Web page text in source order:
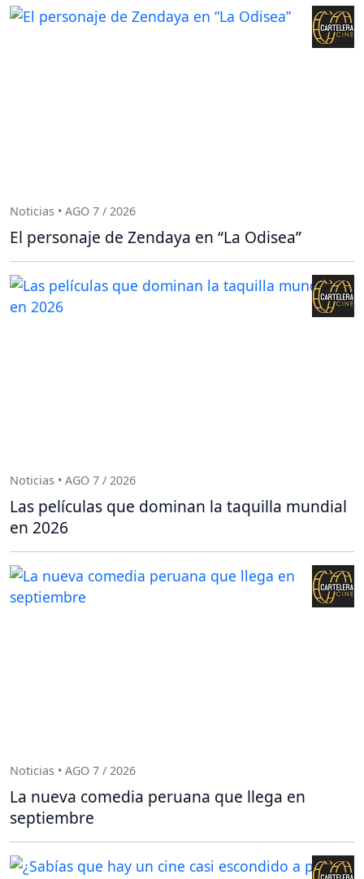
Noticias • AGO 7 / 2026
El personaje de Zendaya en “La Odisea”
Noticias • AGO 7 / 2026
Las películas que dominan la taquilla mundial
en 2026
Noticias • AGO 7 / 2026
La nueva comedia peruana que llega en
septiembre